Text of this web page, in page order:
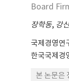
Board
장학동, 강
국제경영연
한국국제경
본 논문은